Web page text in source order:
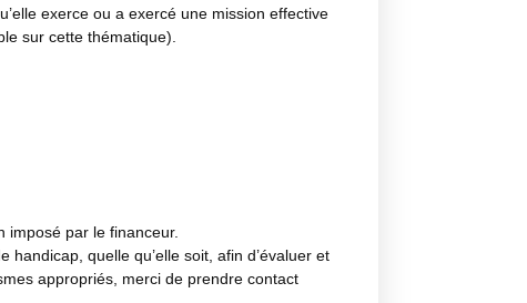
exerce ou a exercé une mission effective
sur cette thématique).
imposé par le financeur.
quelle qu’elle soit, afin d’évaluer et
appropriés, merci de prendre contact